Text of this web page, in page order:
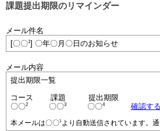
課題提出期限のリマインダー
メール件名
[〇〇1] 〇年〇月〇日のお知らせ
メール内容
提出期限一覧
コース
課題
提出期限
〇〇2 〇〇3 〇〇4 確認する
本メールは〇〇1より自動送信されています。